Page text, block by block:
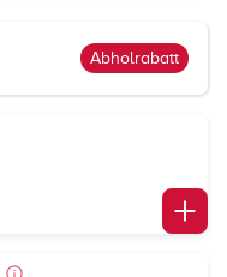
Abholrabatt